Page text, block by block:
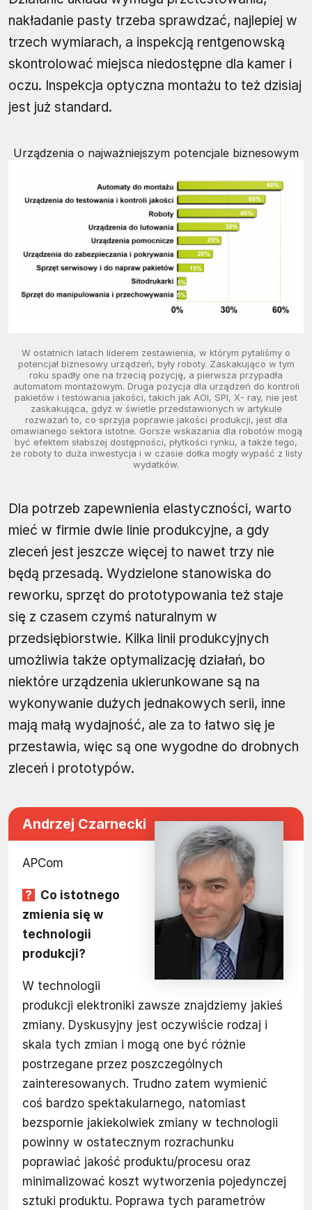
nakładanie pasty trzeba sprawdzać, najlepiej w
trzech wymiarach, a inspekcją rentgenowską
skontrolować miejsca niedostępne dla kamer i
oczu. Inspekcja optyczna montażu to też dzisiaj
jest już standard.
Urządzenia o najważniejszym potencjale biznesowym
W ostatnich latach liderem zestawienia, w którym pytaliśmy o
potencjał biznesowy urządzeń, były roboty. Zaskakująco w tym
roku spadły one na trzecią pozycję, a pierwsza przypadła
automatom montażowym. Druga pozycja dla urządzeń do kontroli
pakietów i testowania jakości, takich jak AOI, SPI, X- ray, nie jest
zaskakująca, gdyż w świetle przedstawionych w artykule
rozważań to, co sprzyja poprawie jakości produkcji, jest dla
omawianego sektora istotne. Gorsze wskazania dla robotów mogą
być efektem słabszej dostępności, płytkości rynku, a także tego,
że roboty to duża inwestycja i w czasie dołka mogły wypaść z listy
wydatków.
Dla potrzeb zapewnienia elastyczności, warto
mieć w firmie dwie linie produkcyjne, a gdy
zleceń jest jeszcze więcej to nawet trzy nie
będą przesadą. Wydzielone stanowiska do
reworku, sprzęt do prototypowania też staje
się z czasem czymś naturalnym w
przedsiębiorstwie. Kilka linii produkcyjnych
umożliwia także optymalizację działań, bo
niektóre urządzenia ukierunkowane są na
wykonywanie dużych jednakowych serii, inne
mają małą wydajność, ale za to łatwo się je
przestawia, więc są one wygodne do drobnych
zleceń i prototypów.
Andrzej Czarnecki
APCom
Co istotnego
zmienia się w
technologii
produkcji?
W technologii
produkcji elektroniki zawsze znajdziemy jakieś
zmiany. Dyskusyjny jest oczywiście rodzaj i
skala tych zmian i mogą one być różnie
postrzegane przez poszczególnych
zainteresowanych. Trudno zatem wymienić
coś bardzo spektakularnego, natomiast
bezspornie jakiekolwiek zmiany w technologii
powinny w ostatecznym rozrachunku
poprawiać jakość produktu/procesu oraz
minimalizować koszt wytworzenia pojedynczej
sztuki produktu. Poprawa tych parametrów